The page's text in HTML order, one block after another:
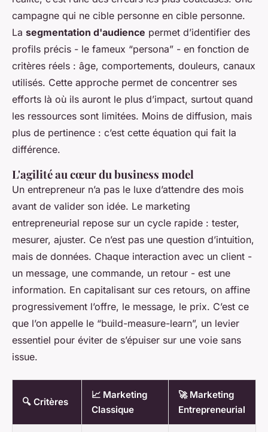
campagne qui ne cible personne en cible personne.
La segmentation d'audience permet d’identifier des
profils précis - le fameux “persona” - en fonction de
critères réels : âge, comportements, douleurs, canaux
utilisés. Cette approche permet de concentrer ses
efforts là où ils auront le plus d’impact, surtout quand
les ressources sont limitées. Moins de diffusion, mais
plus de pertinence : c’est cette équation qui fait la
différence.
L'agilité au cœur du business model
Un entrepreneur n’a pas le luxe d’attendre des mois
avant de valider son idée. Le marketing
entrepreneurial repose sur un cycle rapide : tester,
mesurer, ajuster. Ce n’est pas une question d’intuition,
mais de données. Chaque interaction avec un client -
un message, une commande, un retour - est une
information. En capitalisant sur ces retours, on affine
progressivement l’offre, le message, le prix. C’est ce
que l’on appelle le “build-measure-learn”, un levier
essentiel pour éviter de s’épuiser sur une voie sans
issue.
🔍 Critères
📈 Marketing
Classique
🚀 Marketing
Entrepreneurial